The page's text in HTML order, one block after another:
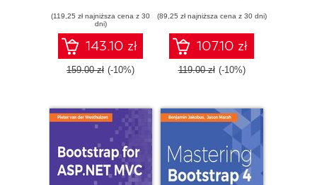
Bootstrap 4 -
Second Edition
(119,25 zł najniższa cena z 30
dni)
143.10 zł
159.00 zł (-10%)
for your business -
Second Edition
(89,25 zł najniższa cena z 30 dni)
107.10 zł
119.00 zł (-10%)